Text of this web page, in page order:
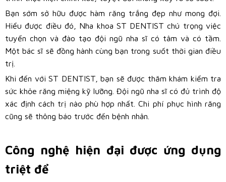
Bạn sớm sở hữu được hàm răng trắng đẹp như mong đợi.
Hiểu được điều đó, Nha khoa ST DENTIST chú trọng việc
tuyển chọn và đào tạo đội ngũ nha sĩ có tâm và có tầm.
Một bác sĩ sẽ đồng hành cùng bạn trong suốt thời gian điều
trị.
Khi đến với ST DENTIST, bạn sẽ được thăm khám kiểm tra
sức khỏe răng miệng kỹ lưỡng. Đội ngũ nha sĩ có đủ trình độ
xác định cách trị nào phù hợp nhất. Chi phí phục hình răng
cũng sẽ thông báo trước đến bệnh nhân.
Công nghệ hiện đại được ứng dụng
triệt để